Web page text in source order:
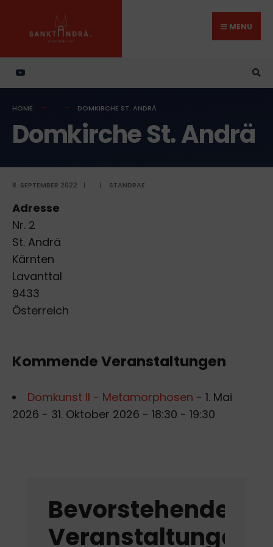
content
MENU
HOME DOMKIRCHE ST. ANDRÄ
Domkirche St. Andrä
8. SEPTEMBER 2022 | | STANDRAE
Adresse
Nr. 2
St. Andrä
Kärnten
Lavanttal
9433
Österreich
Kommende Veranstaltungen
Domkunst II - Metamorphosen - 1. Mai
2026 - 31. Oktober 2026 - 18:30 - 19:30
Bevorstehende
Veranstaltungen